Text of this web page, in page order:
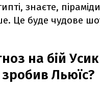
знаєте,
Це буде чудове
на бій
Льюїс?